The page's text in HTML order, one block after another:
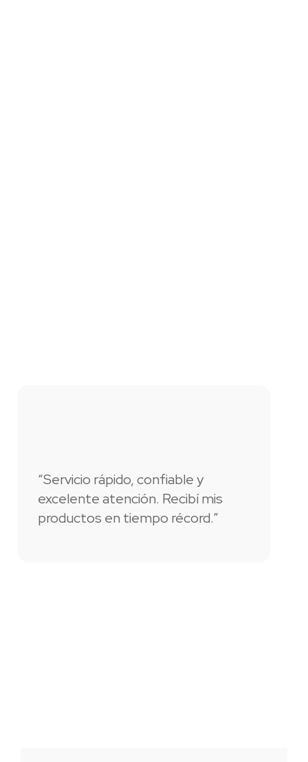
“Servicio rápido, confiable y
excelente atención. Recibí mis
productos en tiempo récord.”